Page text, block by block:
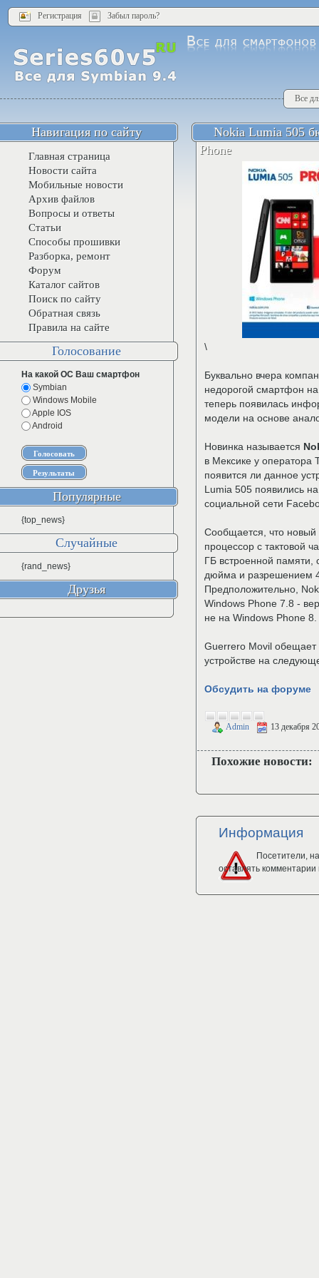
Регистрация Забыл пароль?
Все
Nokia Lumia 505
Phone
\
Буквально вчера
недорогой смартфон
теперь появилась
модели на основе
Новинка называется
в Мексике у оператора
появится ли данное
Lumia 505 появились
социальной сети
Сообщается, что
процессор с тактовой
ГБ встроенной памяти,
дюйма и разрешением
Предположительно,
Windows Phone 7.8 -
не на Windows Phone 8.
Guerrero Movil
устройстве на
Обсудить на форуме
Admin 13 декабря
Похожие новости:
Информация
Посетители,
оставлять комментарии
Навигация по сайту
Главная страница
Новости сайта
Мобильные новости
Архив файлов
Вопросы и ответы
Статьи
Способы прошивки
Разборка, ремонт
Форум
Каталог сайтов
Поиск по сайту
Обратная связь
Правила на сайте
Голосование
На какой ОС Ваш смартфон
Symbian
Windows Mobile
Apple IOS
Android
Популярные
{top_news}
Случайные
{rand_news}
Друзья